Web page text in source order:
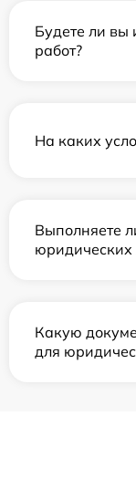
Будете ли вы
работ?
На каких
Выполняете
юридических
Какую
для